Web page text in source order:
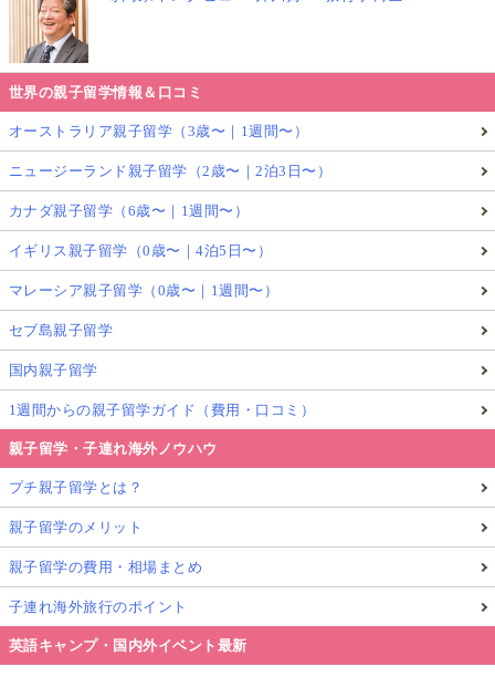
世界の親子留学情報＆口コミ
オーストラリア親子留学（3歳〜｜1週間〜）
ニュージーランド親子留学（2歳〜｜2泊3日〜）
カナダ親子留学（6歳〜｜1週間〜）
イギリス親子留学（0歳〜｜4泊5日〜）
マレーシア親子留学（0歳〜｜1週間〜）
セブ島親子留学
国内親子留学
1週間からの親子留学ガイド（費用・口コミ）
親子留学・子連れ海外ノウハウ
プチ親子留学とは？
親子留学のメリット
親子留学の費用・相場まとめ
子連れ海外旅行のポイント
英語キャンプ・国内外イベント最新